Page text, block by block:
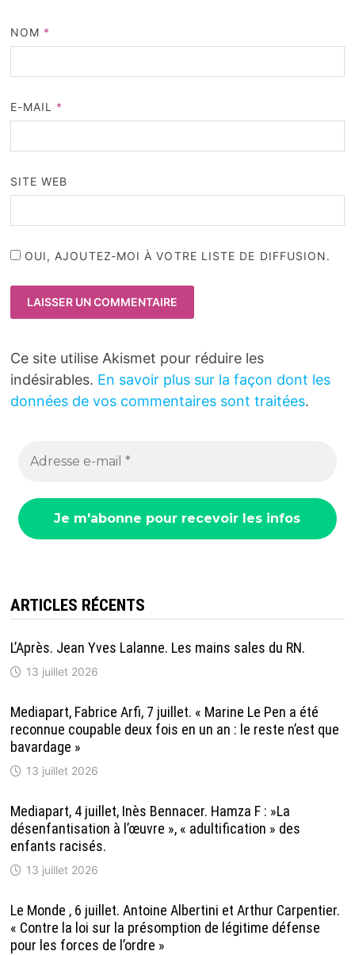
NOM *
E-MAIL *
SITE WEB
OUI, AJOUTEZ-MOI À VOTRE LISTE DE DIFFUSION.
Ce site utilise Akismet pour réduire les
indésirables. En savoir plus sur la façon dont les
données de vos commentaires sont traitées.
ARTICLES RÉCENTS
L’Après. Jean Yves Lalanne. Les mains sales du RN.
13 juillet 2026
Mediapart, Fabrice Arfi, 7 juillet. « Marine Le Pen a été
reconnue coupable deux fois en un an : le reste n’est que
bavardage »
13 juillet 2026
Mediapart, 4 juillet, Inès Bennacer. Hamza F : »La
désenfantisation à l’œuvre », « adultification » des
enfants racisés.
13 juillet 2026
Le Monde , 6 juillet. Antoine Albertini et Arthur Carpentier.
« Contre la loi sur la présomption de légitime défense
pour les forces de l’ordre »